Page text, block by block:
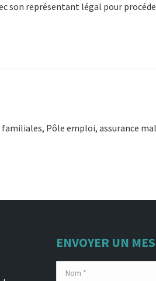
son représentant légal pour
Pôle emploi, assurance
ENVOYER UN